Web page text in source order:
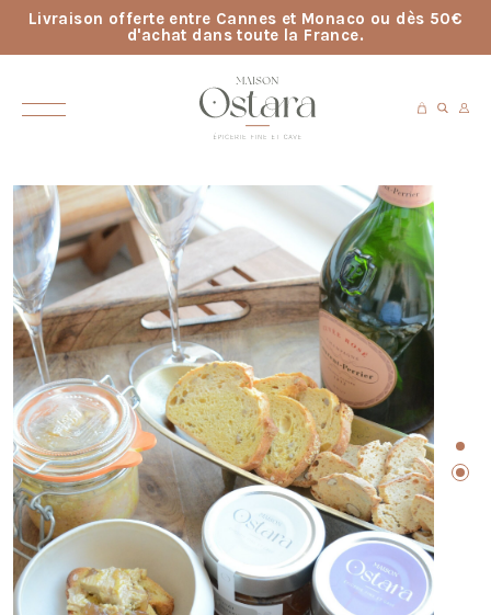
Livraison offerte entre Cannes et Monaco ou dès 50€
d'achat dans toute la France.
> FOIE GRAS DE CANARD ENTIER 50G